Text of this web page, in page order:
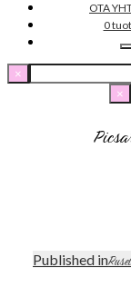
OTA
0
× Haku:
×
Artikkelien
Published in